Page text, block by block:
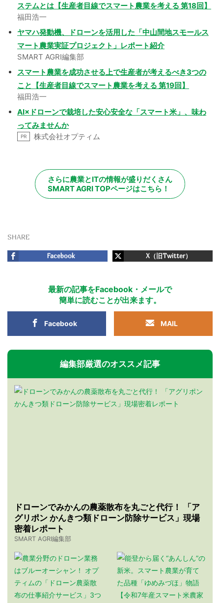
ステムとは【生産者目線でスマート農業を考える 第18回】
福田浩一
ヤマハ発動機、ドローンを活用した「中山間地スモールス
マート農業実証プロジェクト」レポート紹介
SMART AGRI編集部
スマート農業を成功させる上で生産者が考えるべき3つの
こと【生産者目線でスマート農業を考える 第19回】
福田浩一
AI×ドローンで栽培した安心安全な「スマート米」、味わ
ってみませんか
PR 株式会社オプティム
さらに農業とITの情報が盛りだくさん
SMART AGRI TOPページはこちら！
SHARE
Facebook X（旧Twitter）
最新の記事をFacebook・メールで
簡単に読むことが出来ます。
Facebook MAIL
編集部厳選のオススメ記事
ドローンでみかんの農薬散布を丸ごと代行！ 「ア
グリポン かんきつ類ドローン防除サービス」現場
密着レポート
SMART AGRI編集部